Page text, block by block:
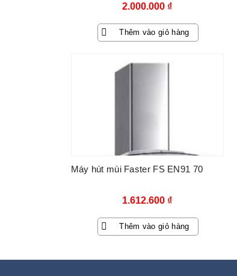
2.000.000 ₫
Thêm vào giỏ hàng
Máy hút mùi Faster FS EN91 70
1.612.600 ₫
Thêm vào giỏ hàng